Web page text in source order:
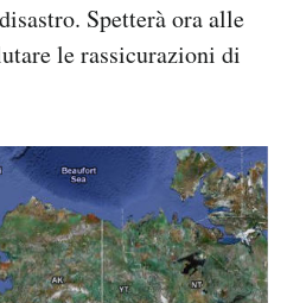
Spetterà ora alle
le rassicurazioni di